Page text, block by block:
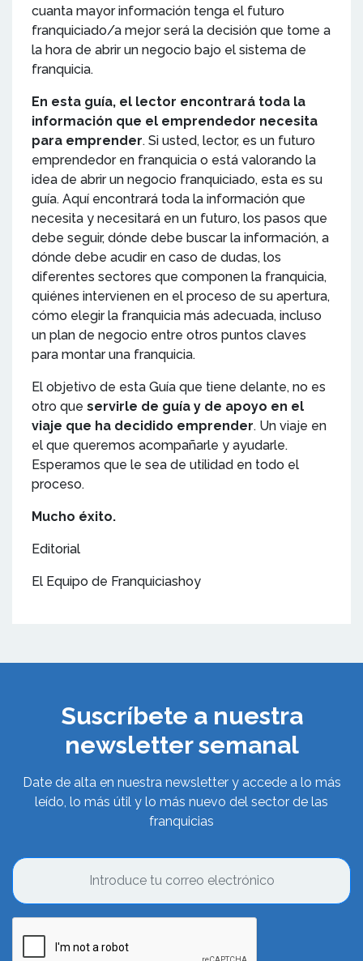
cuanta mayor información tenga el futuro
franquiciado/a mejor será la decisión que tome a
la hora de abrir un negocio bajo el sistema de
franquicia.
En esta guía, el lector encontrará toda la
información que el emprendedor necesita
para emprender. Si usted, lector, es un futuro
emprendedor en franquicia o está valorando la
idea de abrir un negocio franquiciado, esta es su
guía. Aquí encontrará toda la información que
necesita y necesitará en un futuro, los pasos que
debe seguir, dónde debe buscar la información, a
dónde debe acudir en caso de dudas, los
diferentes sectores que componen la franquicia,
quiénes intervienen en el proceso de su apertura,
cómo elegir la franquicia más adecuada, incluso
un plan de negocio entre otros puntos claves
para montar una franquicia.
El objetivo de esta Guía que tiene delante, no es
otro que servirle de guía y de apoyo en el
viaje que ha decidido emprender. Un viaje en
el que queremos acompañarle y ayudarle.
Esperamos que le sea de utilidad en todo el
proceso.
Mucho éxito.
Editorial
El Equipo de Franquiciashoy
Suscríbete a nuestra
newsletter semanal
Date de alta en nuestra newsletter y accede a lo más
leído, lo más útil y lo más nuevo del sector de las
franquicias